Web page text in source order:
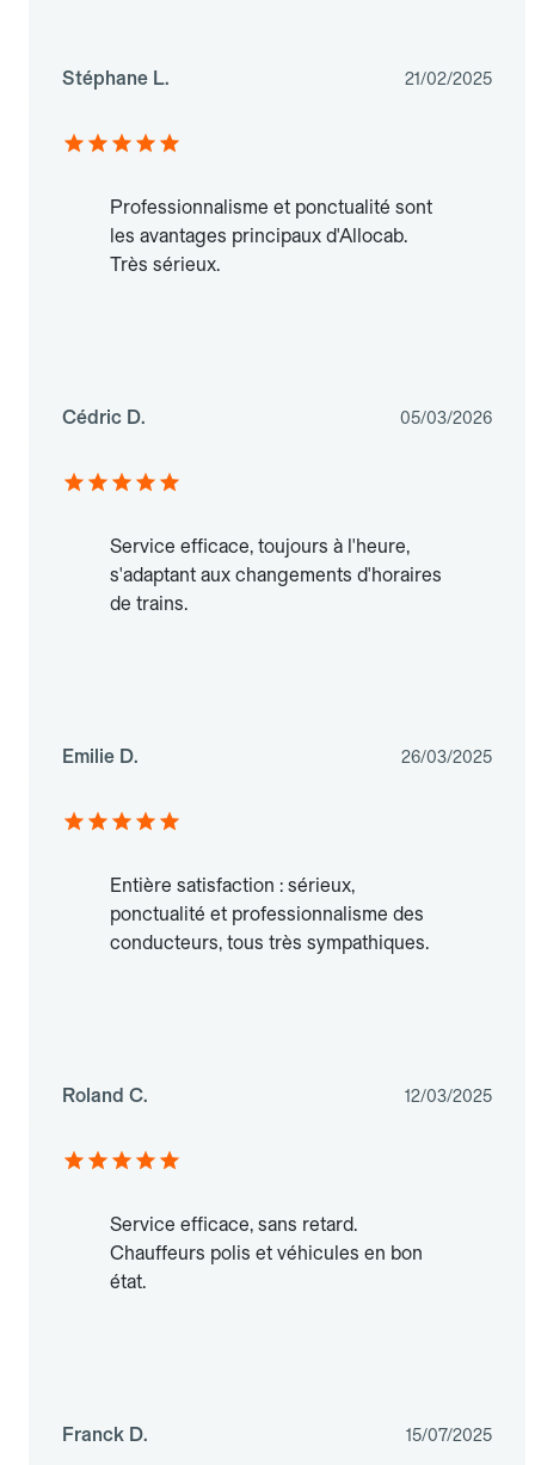
Stéphane L. 21/02/2025
Professionnalisme et ponctualité sont
les avantages principaux d'Allocab.
Très sérieux.
Cédric D. 05/03/2026
Service efficace, toujours à l'heure,
s'adaptant aux changements d'horaires
de trains.
Emilie D. 26/03/2025
Entière satisfaction : sérieux,
ponctualité et professionnalisme des
conducteurs, tous très sympathiques.
Roland C. 12/03/2025
Service efficace, sans retard.
Chauffeurs polis et véhicules en bon
état.
Franck D. 15/07/2025